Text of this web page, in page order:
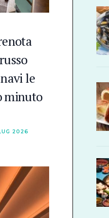
le
minuto
2026